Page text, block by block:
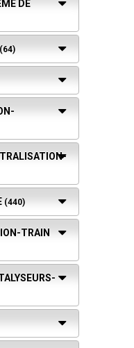
DE
(64)
(440)
TRAIN